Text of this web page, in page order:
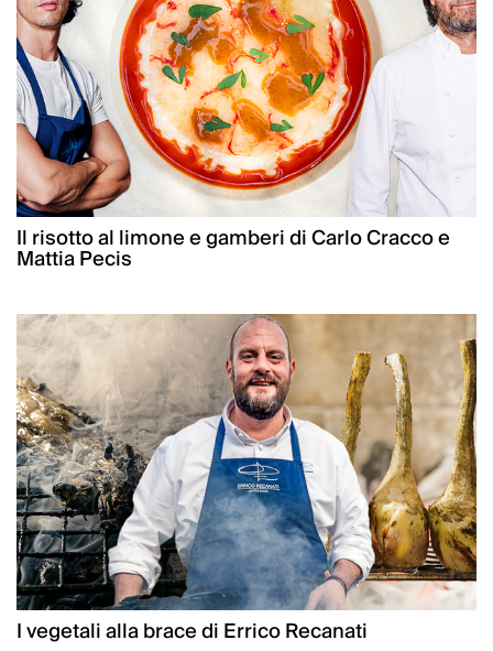
Il risotto al limone e gamberi di Carlo Cracco e
Mattia Pecis
I vegetali alla brace di Errico Recanati